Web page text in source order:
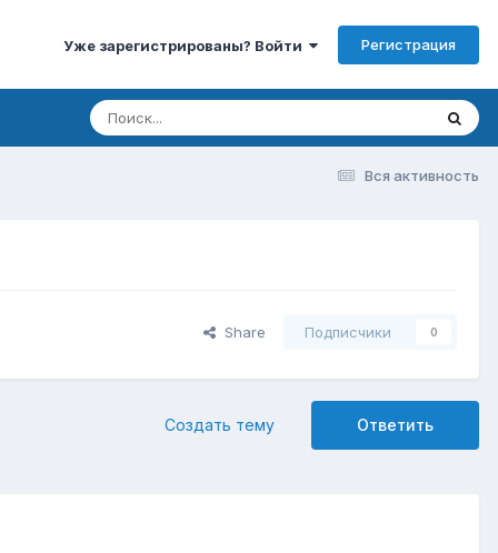
Уже зарегистрированы? Войти Регистрация
Вся активность
Share Подписчики 0
Ответить
Создать тему